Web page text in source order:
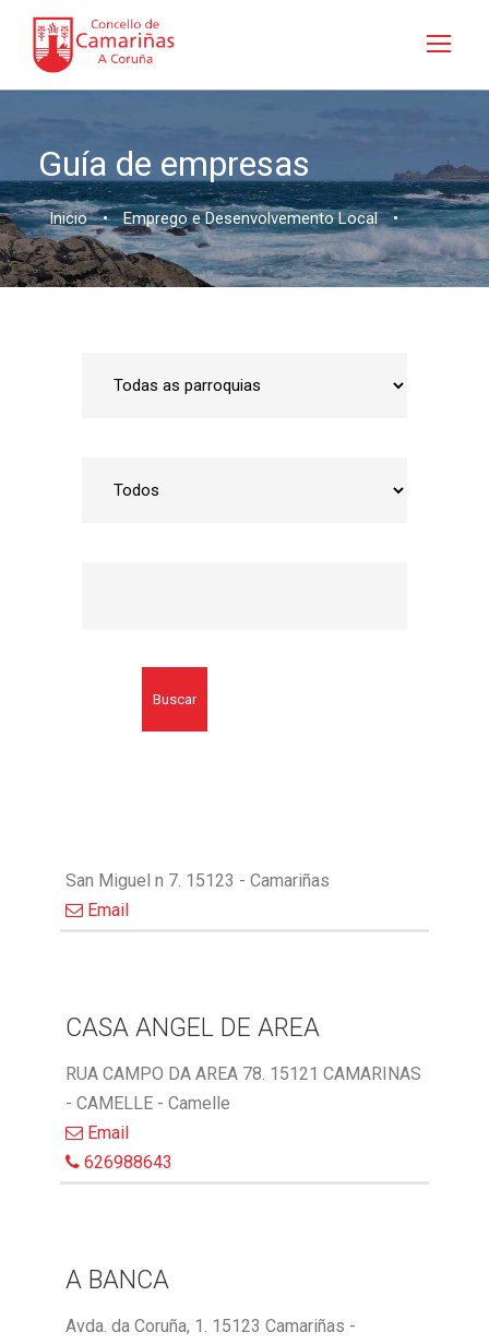
Guía de empresas
Inicio • Emprego e Desenvolvemento Local •
Buscar
San Miguel n 7. 15123 - Camariñas
Email
CASA ANGEL DE AREA
RUA CAMPO DA AREA 78. 15121 CAMARINAS
- CAMELLE - Camelle
Email
626988643
A BANCA
Avda. da Coruña, 1. 15123 Camariñas -